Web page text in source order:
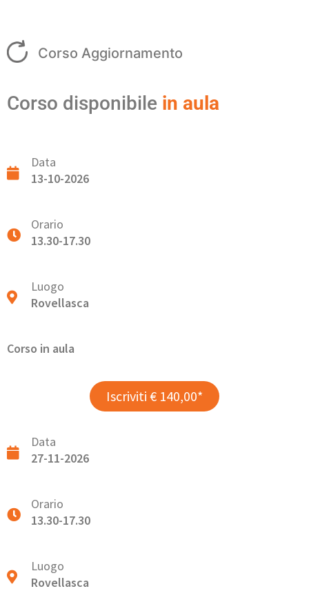
Corso Aggiornamento
Corso disponibile in aula
Data
13-10-2026
Orario
13.30-17.30
Luogo
Rovellasca
Corso in aula
Iscriviti € 140,00*
Data
27-11-2026
Orario
13.30-17.30
Luogo
Rovellasca